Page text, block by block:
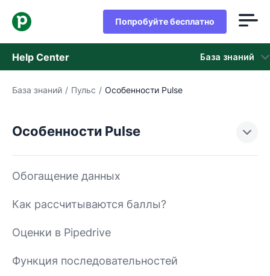
Попробуйте бесплатно
Help Center База знаний
База знаний
База знаний / Пульс / Особенности Pulse
Особенности Pulse
Обогащение данных
Как рассчитываются баллы?
Оценки в Pipedrive
Функция последовательностей